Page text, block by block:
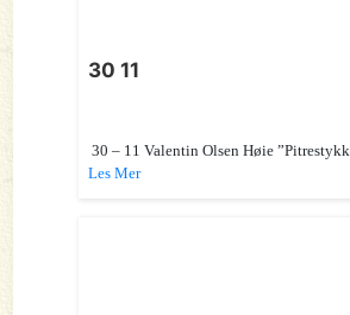
30 11
30 – 11 Valentin Olsen Høie
Les Mer